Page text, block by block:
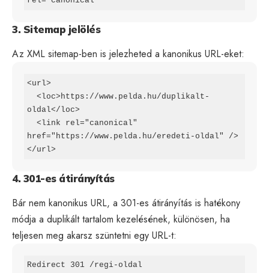
3. Sitemap jelölés
Az XML sitemap-ben is jelezheted a kanonikus URL-eket:
<url>
oldal</loc>
href="https://www.pelda.hu/eredeti-oldal" />
</url>
4. 301-es átirányítás
Bár nem kanonikus URL, a 301-es átirányítás is hatékony
módja a duplikált tartalom kezelésének, különösen, ha
teljesen meg akarsz szüntetni egy URL-t:
Redirect 301 /regi-oldal